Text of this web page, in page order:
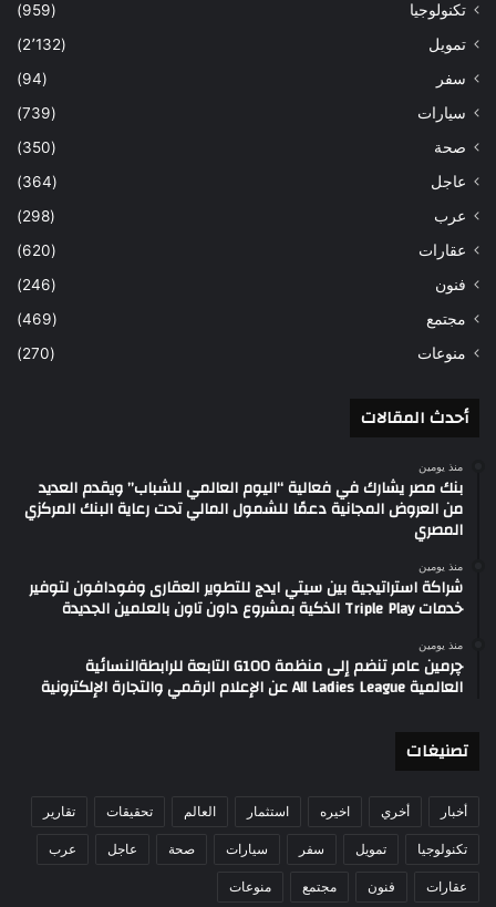
تكنولوجيا
(959)
تمويل
(2٬132)
سفر
(94)
سيارات
(739)
صحة
(350)
عاجل
(364)
عرب
(298)
عقارات
(620)
فنون
(246)
مجتمع
(469)
منوعات
(270)
أحدث المقالات
منذ يومين
بنك مصر يشارك في فعالية “اليوم العالمي للشباب” ويقدم العديد
من العروض المجانية دعمًا للشمول المالي تحت رعاية البنك المركزي
المصري
منذ يومين
شراكة استراتيجية بين سيتي ايدج للتطوير العقارى وفودافون لتوفير
خدمات Triple Play الذكية بمشروع داون تاون بالعلمين الجديدة
منذ يومين
چرمين عامر تنضم إلى منظمة G100 التابعة للرابطةالنسائية
العالمية All Ladies League عن الإعلام الرقمي والتجارة الإلكترونية
تصنيغات
أخبار أخري اخيره استثمار العالم تحقيقات تقارير
تكنولوجيا تمويل سفر سيارات صحة عاجل عرب
عقارات فنون مجتمع منوعات